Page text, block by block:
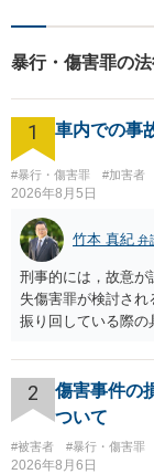
暴行・傷害罪の
1 車内での事
#暴行・傷害罪 #加害者
2026年8月5日
竹本 真紀 弁
刑事的には，故意が
失傷害罪が検討され
振り回している際
過失でも該当する
ては，数週間経過
がなくなれば，評
と思います。
2
傷害事件の
ついて
#被害者 #暴行・傷害罪
2026年8月6日